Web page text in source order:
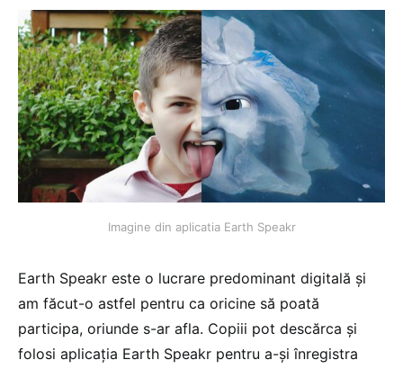
Imagine din aplicatia Earth Speakr
Earth Speakr este o lucrare predominant digitală și
am făcut-o astfel pentru ca oricine să poată
participa, oriunde s-ar afla. Copiii pot descărca și
folosi aplicația Earth Speakr pentru a-și înregistra